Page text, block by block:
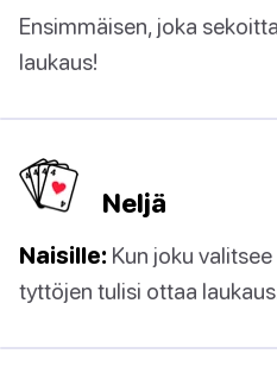
Ensimmäisen, joka
laukaus!
Neljä
Naisille: Kun joku
tyttöjen tulisi ottaa